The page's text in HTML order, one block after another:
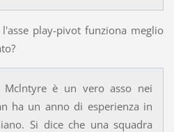
play-pivot funziona meglio
Mclntyre è un vero asso nei
ha un anno di esperienza in
Si dice che una squadra